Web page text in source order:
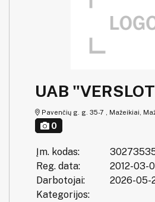
UAB
Pavenčių g. g. 35-7 , Mažeikiai,
0
Įm. kodas:
Reg. data:
2012-03-
Darbotojai:
2026-05-
Kategorijos: